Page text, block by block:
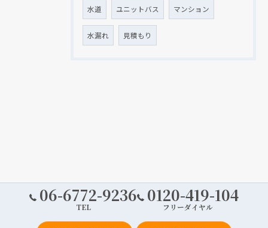
水道 ユニットバス マンション
水漏れ 見積もり
06-6772-9236
TEL
0120-419-104
フリーダイヤル